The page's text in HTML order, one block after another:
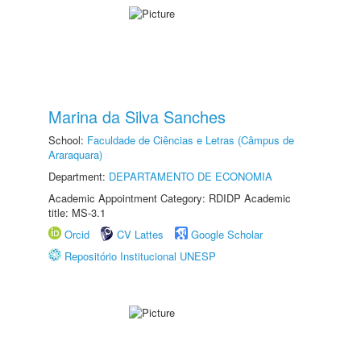
Marina da Silva Sanches
School: Faculdade de Ciências e Letras (Câmpus de
Araraquara)
Department: DEPARTAMENTO DE ECONOMIA
Academic Appointment Category: RDIDP Academic
title: MS-3.1
Orcid
CV Lattes
Google Scholar
Repositório Institucional UNESP